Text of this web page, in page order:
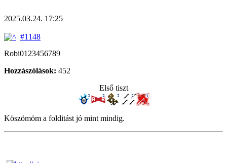
2025.03.24. 17:25
#1148
Robi0123456789
Hozzászólások: 452
Első tiszt
Köszömöm a folditást jó mint mindig.